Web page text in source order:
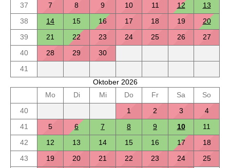
37
7 8 9 10 11 12
13
38
14 15 16 17 18 19
20
39
21 22 23 24 25 26
27
40
28 29
30
41
Oktober 2026
Mo
Di Mi Do Fr Sa
So
40
1 2 3
4
41
5 6 7 8 9 10
11
42
12 13 14 15 16 17
18
43
19 20 21 22 23 24
25